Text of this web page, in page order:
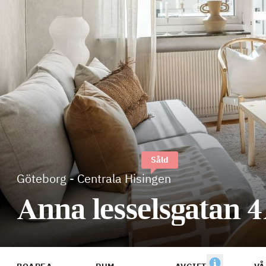
Göteborg-Centrala Hisingen
Såld
Anna lesselsgatan